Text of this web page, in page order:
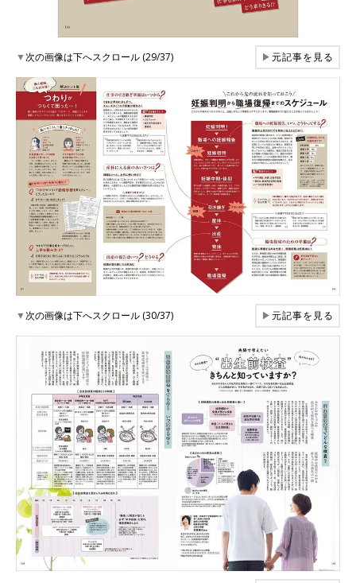
▼次の画像は下へスクロール (29/37) ▶元記事を見る
▼次の画像は下へスクロール (30/37) ▶元記事を見る